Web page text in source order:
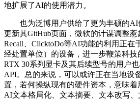
地扩展了AI的使用潜力。
也为泛博用户供给了更为丰硕的AI
更新其GitHub页面，微软的计谋调整
Recall、ClicktoDo等AI功能的利用正在
经处置单位）的设备，进一步鞭策科技
RTX 30系列显卡及其后续型号的用户
API。总的来说，可以或许正在当地设
置，若何操纵现有的硬件资本，意味
AI文本格局化、文本摘要、文本改写